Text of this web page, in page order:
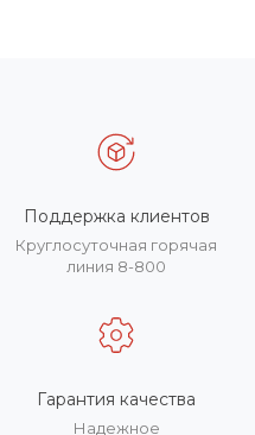
Поддержка клиентов
Круглосуточная горячая
линия 8-800
Гарантия качества
Надежное